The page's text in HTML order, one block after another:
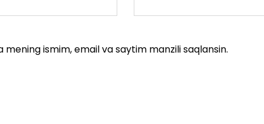
ismim, email va saytim manzili saqlansin.